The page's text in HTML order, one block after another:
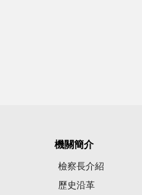
機關簡介
檢察長介紹
歷史沿革